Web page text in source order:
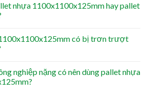
nhựa 1100x1100x125mm hay pallet
có bị trơn trượt
nghiệp nặng có nên dùng pallet nhựa